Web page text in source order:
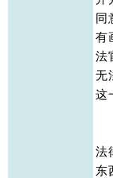
同
有
法
无
这
法
东